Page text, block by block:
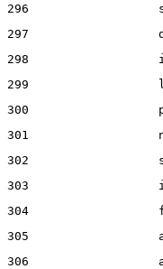
296
297
298
299
300
301
302
303
304
305
306